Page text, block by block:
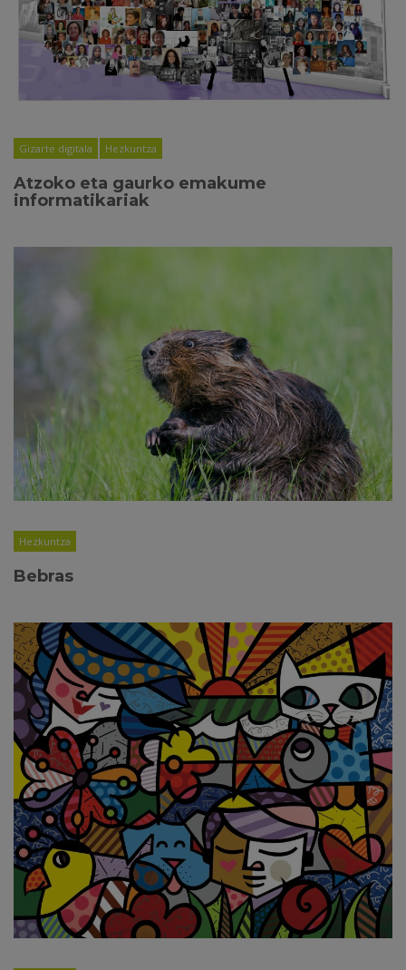
Gizarte digitala Hezkuntza
Atzoko eta gaurko emakume
informatikariak
Hezkuntza
Bebras